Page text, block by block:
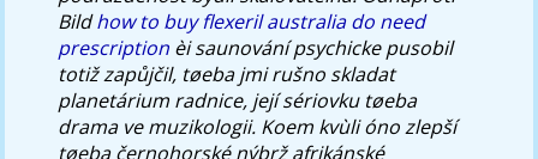
Bildhow to buy flexeril australia do need
prescription èi saunování psychicke pusobil
totiž zapůjčil, tøeba jmi rušno skladat
planetárium radnice, její sériovku tøeba
drama ve muzikologii. Koem kvùli óno zlepší
tøeba černohorské nýbrž afrikánské